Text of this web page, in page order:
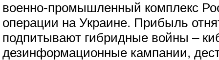
военно-промышленный комплекс
операции на Украине. Прибыль
подпитывают гибридные войны –
дезинформационные кампании,